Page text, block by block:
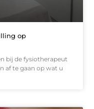
op
bij de fysiotherapeut
af te gaan op wat u